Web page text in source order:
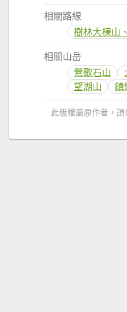
相關路線
相關山岳
鶯歌石山
望湖山
鎮
此版權屬原作者，